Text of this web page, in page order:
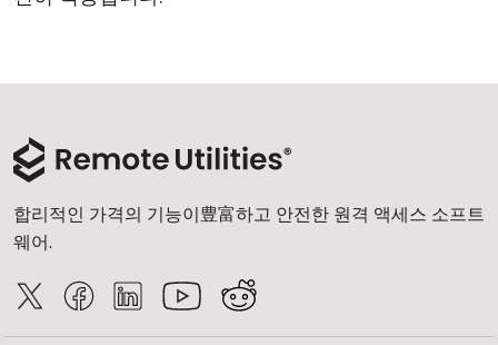
합리적인 가격의 기능이豊富하고 안전한 원격 액세스 소프트
웨어.